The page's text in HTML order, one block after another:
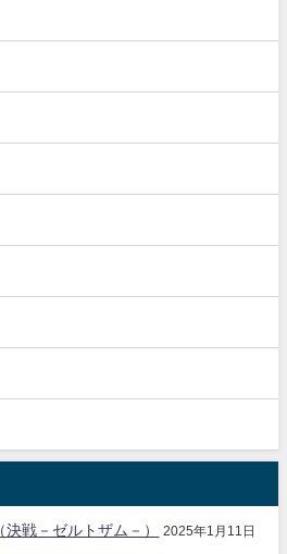
戦－ゼルトザム－） 2025年1月11日